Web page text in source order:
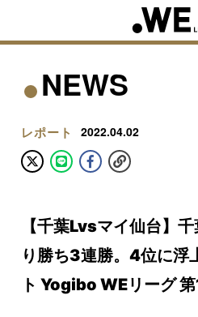
NEWS
レポート 2022.04.02
【千葉Lvsマイ仙台】
り勝ち3連勝。4位に浮
ト Yogibo WEリーグ 第